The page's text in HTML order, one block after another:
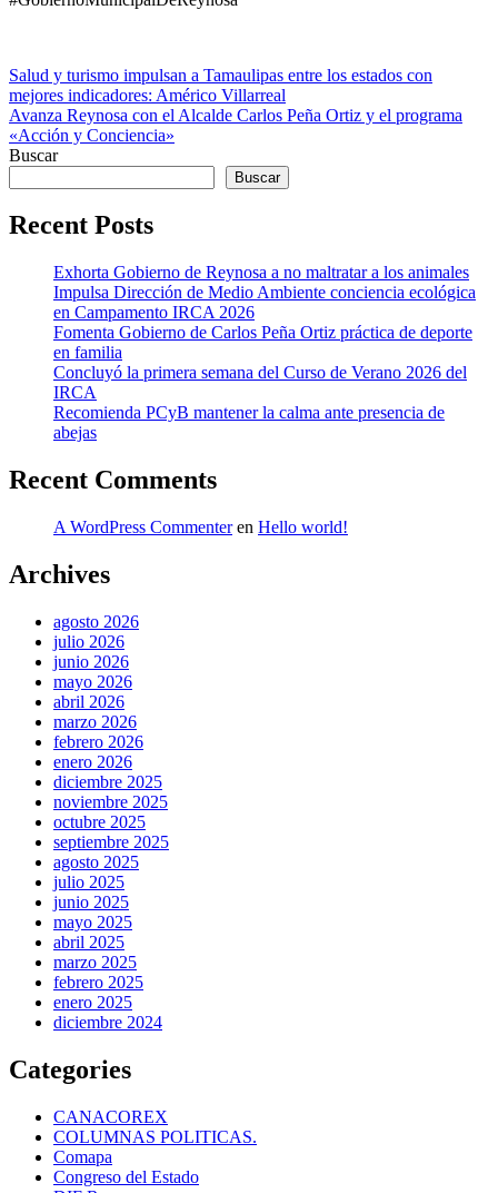
Navegación
de
entradas
Salud y turismo impulsan a Tamaulipas entre los estados con
mejores indicadores: Américo Villarreal
Avanza Reynosa con el Alcalde Carlos Peña Ortiz y el programa
«Acción y Conciencia»
Buscar
Buscar
Recent Posts
Exhorta Gobierno de Reynosa a no maltratar a los animales
Impulsa Dirección de Medio Ambiente conciencia ecológica
en Campamento IRCA 2026
Fomenta Gobierno de Carlos Peña Ortiz práctica de deporte
en familia
Concluyó la primera semana del Curso de Verano 2026 del
IRCA
Recomienda PCyB mantener la calma ante presencia de
abejas
Recent Comments
A WordPress Commenteren Hello world!
Archives
agosto 2026
julio 2026
junio 2026
mayo 2026
abril 2026
marzo 2026
febrero 2026
enero 2026
diciembre 2025
noviembre 2025
octubre 2025
septiembre 2025
agosto 2025
julio 2025
junio 2025
mayo 2025
abril 2025
marzo 2025
febrero 2025
enero 2025
diciembre 2024
Categories
CANACOREX
COLUMNAS POLITICAS.
Comapa
Congreso del Estado